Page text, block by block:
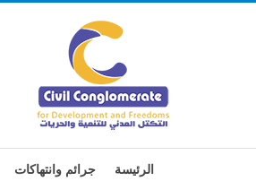
الرئيسة جرائم وانتهاكات